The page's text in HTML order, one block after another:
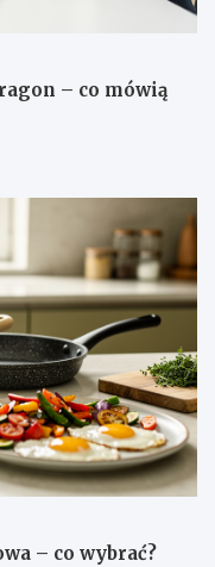
– co mówią
– co wybrać?